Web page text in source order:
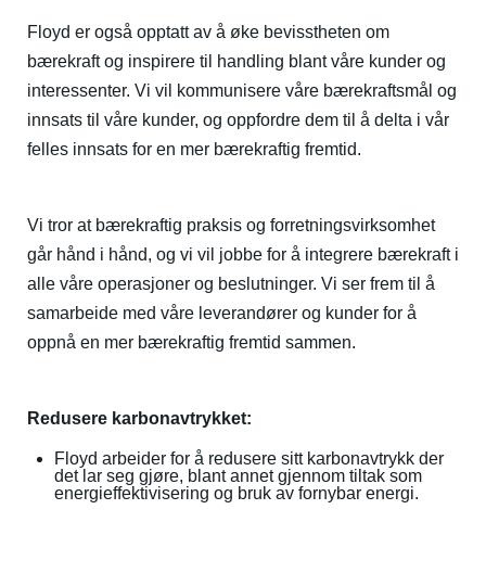
Floyd er også opptatt av å øke bevisstheten om
bærekraft og inspirere til handling blant våre kunder og
interessenter. Vi vil kommunisere våre bærekraftsmål og
innsats til våre kunder, og oppfordre dem til å delta i vår
felles innsats for en mer bærekraftig fremtid.
Vi tror at bærekraftig praksis og forretningsvirksomhet
går hånd i hånd, og vi vil jobbe for å integrere bærekraft i
alle våre operasjoner og beslutninger. Vi ser frem til å
samarbeide med våre leverandører og kunder for å
oppnå en mer bærekraftig fremtid sammen.
Redusere karbonavtrykket:
Floyd arbeider for å redusere sitt karbonavtrykk der
det lar seg gjøre, blant annet gjennom tiltak som
energieffektivisering og bruk av fornybar energi.